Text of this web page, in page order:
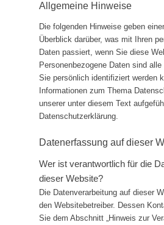
Allgemeine Hinweise
Die folgenden Hinweise geben
Überblick darüber, was mit Ihren
Daten passiert, wenn Sie diese
Personenbezogene Daten sind
Sie persönlich identifiziert werden
Informationen zum Thema
unserer unter diesem Text
Datenschutzerklärung.
Datenerfassung auf dieser
Wer ist verantwortlich für die
dieser Website?
Die Datenverarbeitung auf dieser
den Websitebetreiber. Dessen
Sie dem Abschnitt „Hinweis zur